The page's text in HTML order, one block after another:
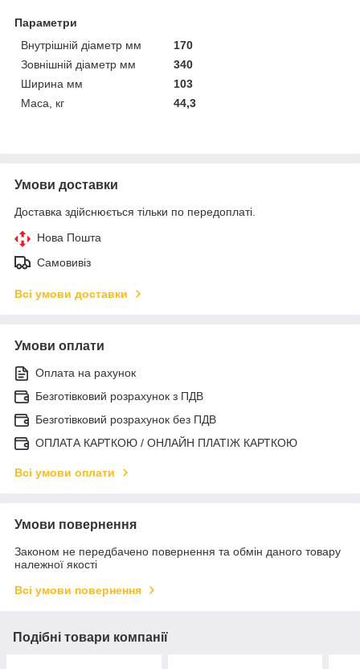
Параметри
Внутрішній діаметр мм
170
Зовнішній діаметр мм
340
Ширина мм
103
Маса, кг
44,3
Умови доставки
Доставка здійснюється тільки по передоплаті.
Нова Пошта
Самовивіз
Всі умови доставки
Умови оплати
Оплата на рахунок
Безготівковий розрахунок з ПДВ
Безготівковий розрахунок без ПДВ
ОПЛАТА КАРТКОЮ / ОНЛАЙН ПЛАТІЖ КАРТКОЮ
Всі умови оплати
Умови повернення
Законом не передбачено повернення та обмін даного товару
належної якості
Всі умови повернення
Подібні товари компанії